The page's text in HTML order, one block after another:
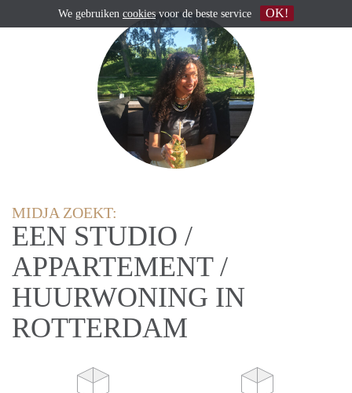
MIDJA ZOEKT:
EEN STUDIO /
APPARTEMENT /
HUURWONING IN
ROTTERDAM
We gebruiken cookies voor de beste service OK!